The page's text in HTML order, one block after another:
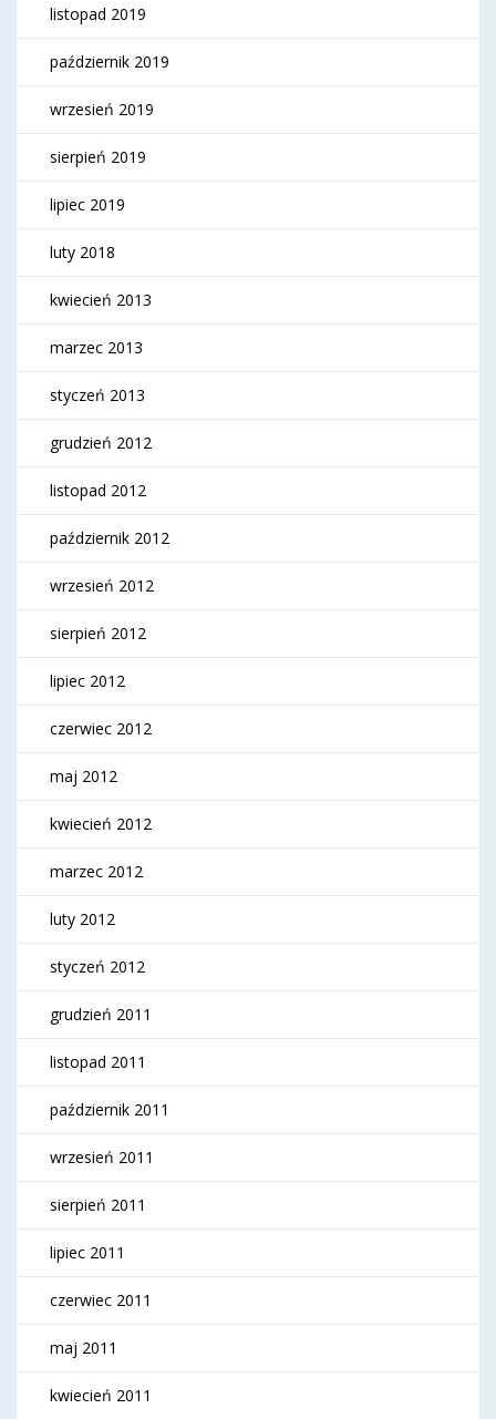
listopad 2019
październik 2019
wrzesień 2019
sierpień 2019
lipiec 2019
luty 2018
kwiecień 2013
marzec 2013
styczeń 2013
grudzień 2012
listopad 2012
październik 2012
wrzesień 2012
sierpień 2012
lipiec 2012
czerwiec 2012
maj 2012
kwiecień 2012
marzec 2012
luty 2012
styczeń 2012
grudzień 2011
listopad 2011
październik 2011
wrzesień 2011
sierpień 2011
lipiec 2011
czerwiec 2011
maj 2011
kwiecień 2011